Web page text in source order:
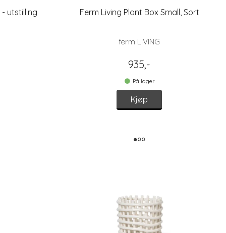
utstilling Ferm Living Plant Box Small, Sort
ferm LIVING
935,-
På lager
Kjøp